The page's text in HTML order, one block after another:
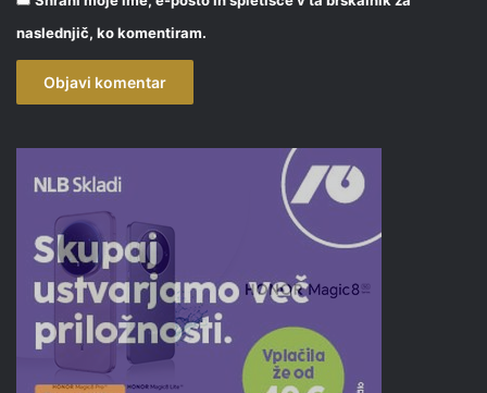
naslednjič, ko komentiram.